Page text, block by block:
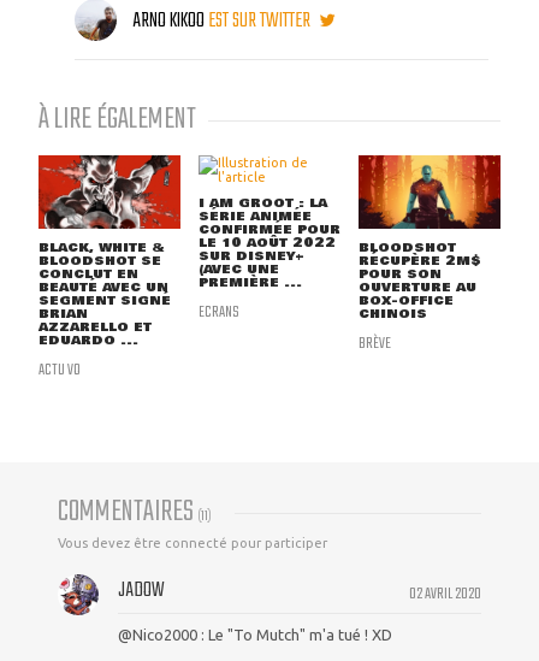
ARNO KIKOOEST SUR TWITTER
À LIRE ÉGALEMENT
BLACK, WHITE &
BLOODSHOT SE
CONCLUT EN
BEAUTÉ AVEC UN
SEGMENT SIGNÉ
BRIAN
AZZARELLO ET
EDUARDO ...
ACTU VO
I AM GROOT : LA
SÉRIE ANIMÉE
CONFIRMÉE POUR
LE 10 AOÛT 2022
SUR DISNEY+
(AVEC UNE
PREMIÈRE ...
ECRANS
BLOODSHOT
RÉCUPÈRE 2M$
POUR SON
OUVERTURE AU
BOX-OFFICE
CHINOIS
BRÈVE
COMMENTAIRES (11)
Vous devez être connecté pour participer
02 AVRIL 2020
JADOW
@Nico2000 : Le "To Mutch" m'a tué ! XD